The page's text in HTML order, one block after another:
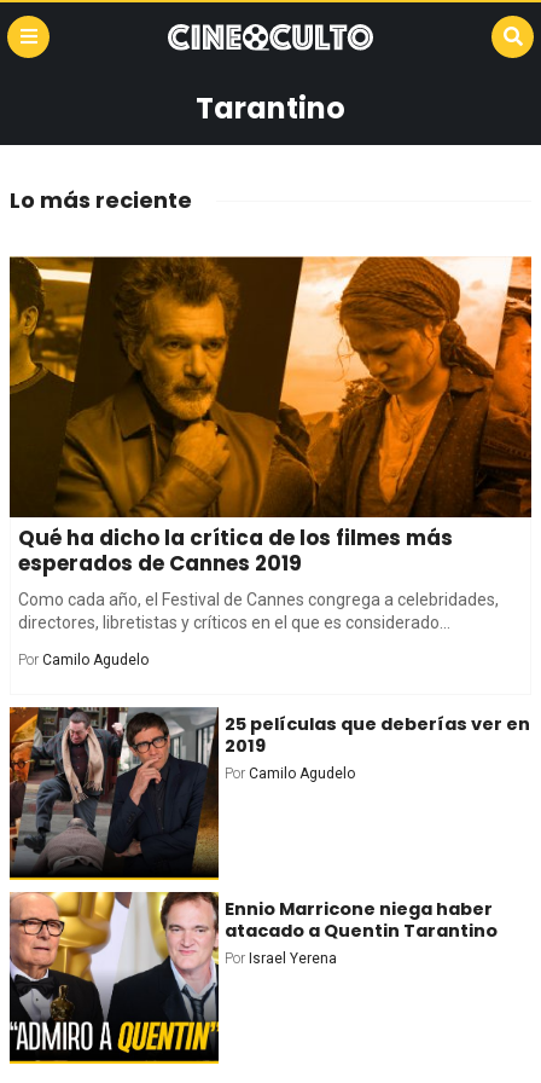
Tarantino
Lo más reciente
Qué ha dicho la crítica de los filmes más
esperados de Cannes 2019
Como cada año, el Festival de Cannes congrega a celebridades,
directores, libretistas y críticos en el que es considerado...
Por Camilo Agudelo
25 películas que deberías ver en
2019
Por Camilo Agudelo
Ennio Marricone niega haber
atacado a Quentin Tarantino
Por Israel Yerena